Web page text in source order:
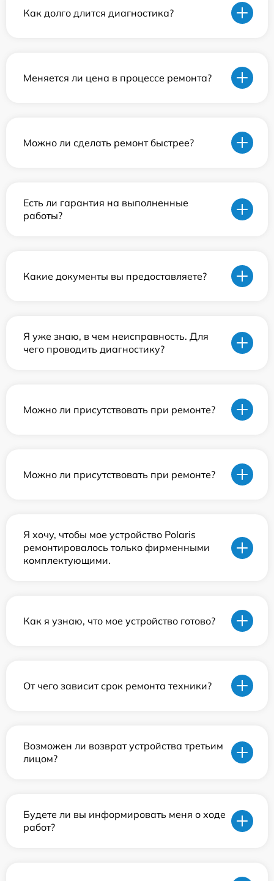
Как долго длится диагностика?
Меняется ли цена в процессе ремонта?
Можно ли сделать ремонт быстрее?
Есть ли гарантия на выполненные
работы?
Какие документы вы предоставляете?
Я уже знаю, в чем неисправность. Для
чего проводить диагностику?
Можно ли присутствовать при ремонте?
Можно ли присутствовать при ремонте?
Я хочу, чтобы мое устройство Polaris
ремонтировалось только фирменными
комплектующими.
Как я узнаю, что мое устройство готово?
От чего зависит срок ремонта техники?
Возможен ли возврат устройства третьим
лицом?
Будете ли вы информировать меня о ходе
работ?